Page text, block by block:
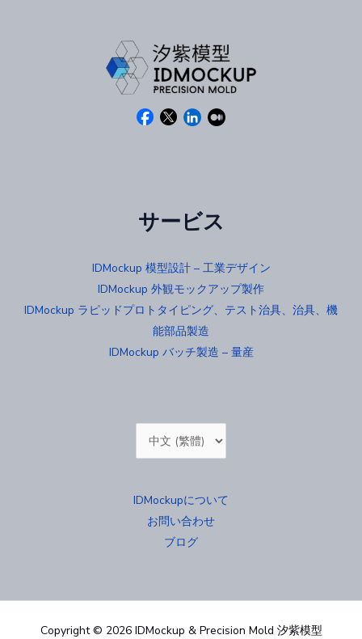
サービス
IDMockup 模型設計 – 工業デザイン
IDMockup 外観モックアップ製作
IDMockup ラピッドプロトタイピング、テスト治具、治具、機
能部品製造
IDMockup バッチ製造 – 量産
Choose
a
IDMockupについて
お問い合わせ
ブログ
Copyright © 2026 IDMockup & Precision Mold 汐紫模型